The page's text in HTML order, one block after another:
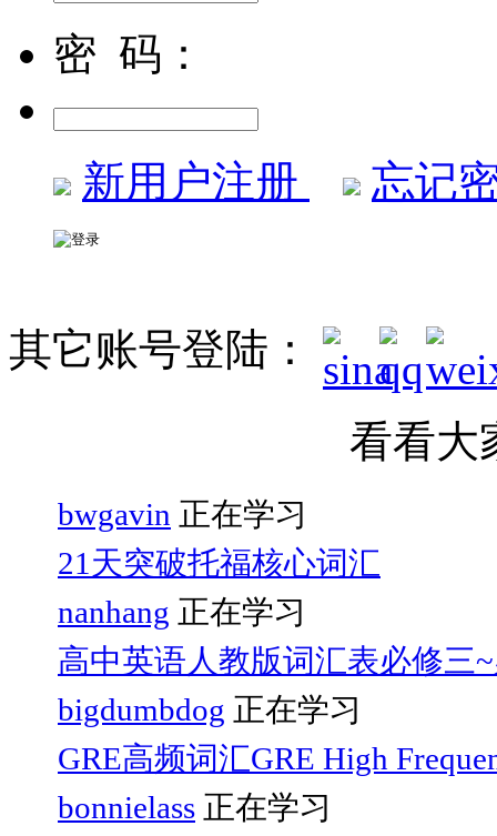
密 码：
新用户注册 忘记
其它账号登陆：
看看大
bwgavin 正在学习
21天突破托福核心词汇
nanhang 正在学习
高中英语人教版词汇表必修三
bigdumbdog 正在学习
GRE高频词汇GRE High
bonnielass 正在学习